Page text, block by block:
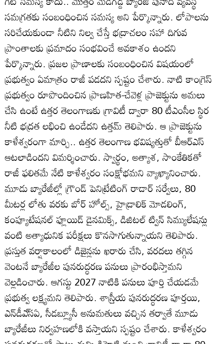
సమగ్రతకు సంబంధించిన సమస్య అని పేర్కొన్నారు. లోపాలను
సరిచేయకుండా నీటిని నిల్వ చేస్తే భద్రాచలం సహా దిగువ
ప్రాంతాలకు ప్రమాదం సంభవించే అవకాశం ఉందని
పేర్కొన్నారు. ప్రజల ప్రాణాలకు సంబంధించిన విషయంలో
ప్రభుత్వం ఏమాత్రం రాజీ పడదని స్పష్టం చేశారు. నాటి కాంగ్రెస్‌
ప్రభుత్వం రూపొందించిన ప్రాణహిత-చేవెళ్ల ప్రాజెక్టును అమలు
చేసి ఉంటే ఉత్తర తెలంగాణకు గ్రావిటీ ద్వారా 80 టీఎంసీల స్థిర
నీటి భద్రత లభించి ఉండేదని ఉత్తమ్‌ తెలిపారు. ఆ ప్రాజెక్టును
కాళేశ్వరంగా మార్చి.. ఉత్తర తెలంగాణ భవిష్యత్తుతో బీఆర్‌ఎస్‌
ఆటలాడిందని విమర్శించారు. స్వార్థం, అత్యాశ, సాంకేతికతో
రాజీ ఫలితమే నేటి కాళేశ్వరం సంక్షోభమని వ్యాఖ్యానించారు.
మూడు బ్యారేజీల్లో గ్రౌండ్‌ పెనిట్రేటింగ్‌ రాడార్‌ సర్వేలు, 80
మీటర్ల లోతు వరకు బోర్‌ హోల్స్‌, హైడ్రాలిక్‌ మోడలింగ్‌,
కంప్యూటేషనల్‌ ఫ్లూయిడ్‌ డైనమిక్స్‌, డిజిటల్‌ ట్విన్‌ సిమ్యులేషన్లు
వంటి అత్యాధునిక పరీక్షలు కొనసాగుతున్నాయని తెలిపారు.
ప్రస్తుత వర్షాకాలంలో డిజైన్లను ఖరారు చేసి, వరదలు తగ్గిన
వెంటనే బ్యారేజీల పునరుద్ధరణ పనులు ప్రారంభిస్తామని
వెల్లడించారు. ఆగస్టు 2027 నాటికి పనులు పూర్తి చేయడమే
ప్రభుత్వ లక్ష్యమని తెలిపారు. శాస్ర్తీయ పునరుద్ధరణ పూర్తయి,
ఎన్‌డీఎ్‌సఏ, సీడబ్ల్యూసీ అనుమతులు వచ్చిన తర్వాతే మూడు
బ్యారేజీలు నిర్వహణలోకి వస్తాయని స్పష్టం చేశారు. కాళేశ్వరం